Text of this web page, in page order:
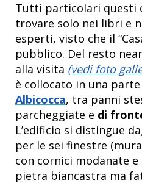
Tutti particolari questi
trovare solo nei libri e
esperti, visto che il
pubblico. Del resto
alla visita (vedi foto
è collocato in una
Albicocca, tra panni
parcheggiate e di
L’edificio si distingue
per le sei finestre
con cornici modanate
pietra biancastra ma